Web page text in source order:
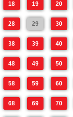
18 19 20
28 29 30
38 39 40
48 49 50
58 59 60
68 69 70